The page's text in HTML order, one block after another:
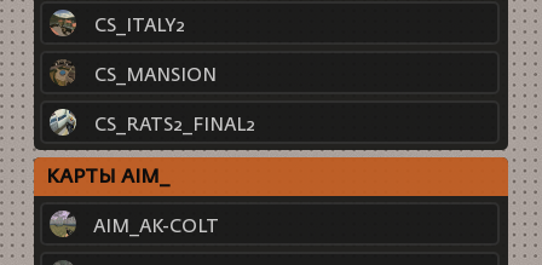
CS_ITALY2
CS_MANSION
CS_RATS2_FINAL2
КАРТЫ AIM_
AIM_AK-COLT